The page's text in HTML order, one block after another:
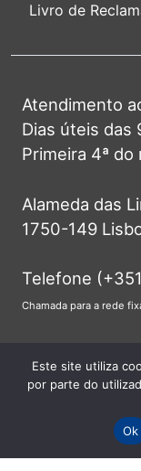
Livro de
Atendimento
Dias úteis das
Primeira 4ª
Alameda das
1750-149
Telefone
Chamada para a rede
© 2026
Todos
Este site utiliza
por parte do
Ok